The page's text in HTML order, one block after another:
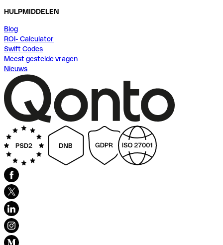
HULPMIDDELEN
Blog
ROI- Calculator
Swift Codes
Meest gestelde vragen
Nieuws